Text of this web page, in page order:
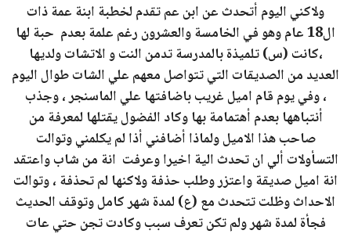
ولاكني اليوم أتحدث عن ابن عم تقدم لخطبة ابنة عمة ذات
ال18 عام وهو في الخامسة والعشرون رغم علمة بعدم حبة لها
،كانت (س) تلميذة بالمدرسة تدمن النت و الاتشات ولديها
العديد من الصديقات التي تتواصل معهم علي الشات طوال اليوم
، وفي يوم قام اميل غريب باضافتها علي الماسنجر ، وجذب
أنتباهها بعدم أهتمامة بها وكاد الفضول يقتلها لمعرفة من
صاحب هذا الاميل ولماذا أضافني أذا لم يكلمني وتوالت
التسأولات ألي ان تحدث الية اخيرا وعرفت انة من شاب واعتقد
انة اميل صديقة واعتزر وطلب حذفة ولاكنها لم تحذفة ، وتوالت
الاحداث وظلت تتحدث مع (ع) لمدة شهر كامل وتوقف الحديث
فجأة لمدة شهر ولم تكن تعرف سبب وكادت تجن حتي عات